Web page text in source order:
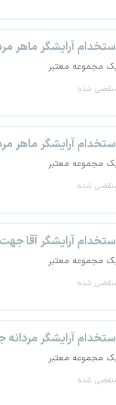
آرایشگر ماهر
مجموعه معتبر
شده
آرایشگر ماهر
مجموعه معتبر
شده
آرایشگر آقا
مجموعه معتبر
شده
آرایشگر
مجموعه معتبر
شده